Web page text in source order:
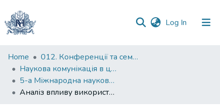
Log In (current)
Communities
&
Collections
Home
012. Конференції та семінари НаУКМА
Наукова комунікація в цифрову епоху
5-а Міжнародна науково-практична конференція “Наукова комунікація в цифрову епоху”
Аналіз впливу використання вченими наукометричних баз даних на науковий розвиток на прикладі України